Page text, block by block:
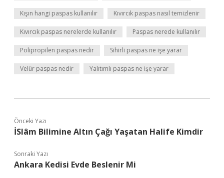
Kışın hangi paspas kullanılır Kıvırcık paspas nasıl temizlenir
Kıvırcık paspas nerelerde kullanılır Paspas nerede kullanılır
Polipropilen paspas nedir Sihirli paspas ne işe yarar
Velür paspas nedir Yalıtımlı paspas ne işe yarar
Önceki Yazı
İSlâm Bilimine Altın Çağı Yaşatan Halife Kimdir
Sonraki Yazı
Ankara Kedisi Evde Beslenir Mi